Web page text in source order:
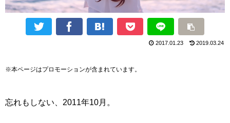
2017.01.23 2019.03.24
※本ページはプロモーションが含まれています。
忘れもしない、2011年10月。